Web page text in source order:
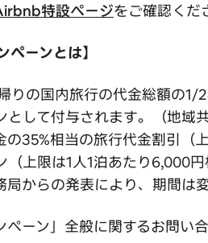
特設ページをご確認くだ
ペーンとは】
りの国内旅行の代金総額の
として付与されます。（地
の35%相当の旅行代金割引（
（上限は1人1泊あたり6,000
からの発表により、期間は
ペーン」全般に関するお問